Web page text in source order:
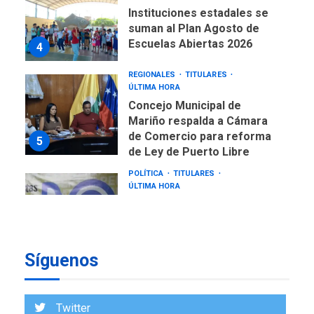
4
Instituciones estadales se
suman al Plan Agosto de
Escuelas Abiertas 2026
5
REGIONALES
TITULARES
ÚLTIMA HORA
Concejo Municipal de
Mariño respalda a Cámara
de Comercio para reforma
de Ley de Puerto Libre
POLÍTICA
TITULARES
ÚLTIMA HORA
Síguenos
Twitter